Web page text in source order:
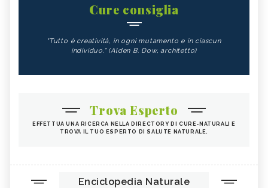
Cure consiglia
"Tutto è creatività, in ogni mutamento e in ciascun
individuo." (Alden B. Dow, architetto)
Trova Esperto
EFFETTUA UNA RICERCA NELLA DIRECTORY DI CURE-NATURALI E
TROVA IL TUO ESPERTO DI SALUTE NATURALE.
Enciclopedia Naturale